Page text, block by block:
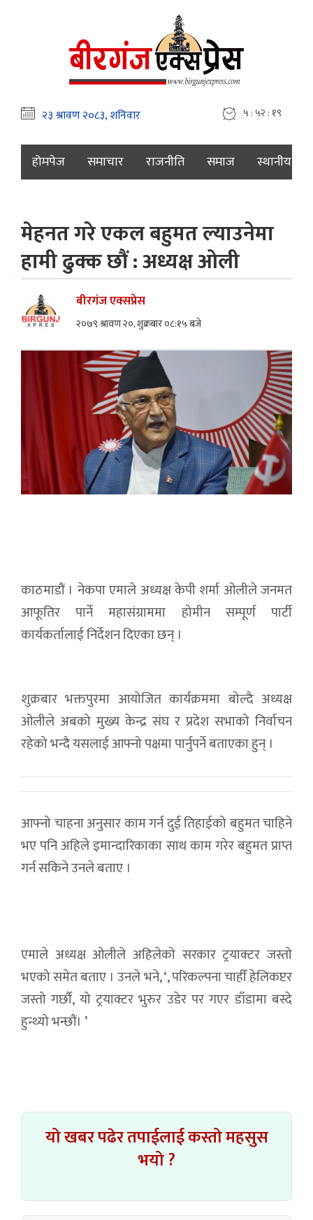
५ : ५२ : २०
होमपेज समाचार राजनीति समाज स्थानीय
मेहनत गरे एकल बहुमत ल्याउनेमा
हामी ढुक्क छौं : अध्यक्ष ओली
बीरगंज एक्सप्रेस
२०७९ श्रावण २०, शुक्रबार ०८:१५ बजे
काठमाडौं । नेकपा एमाले अध्यक्ष केपी शर्मा ओलीले जनमत
आफूतिर पार्ने महासंग्राममा होमीन सम्पूर्ण पार्टी
कार्यकर्तालाई निर्देशन दिएका छन् ।
शुक्रबार भक्तपुरमा आयोजित कार्यक्रममा बोल्दै अध्यक्ष
ओलीले अबको मुख्य केन्द्र संघ र प्रदेश सभाको निर्वाचन
रहेको भन्दै यसलाई आफ्नो पक्षमा पार्नुपर्ने बताएका हुन् ।
आफ्नो चाहना अनुसार काम गर्न दुई तिहाईको बहुमत चाहिने
भए पनि अहिले इमान्दारिकाका साथ काम गरेर बहुमत प्राप्त
गर्न सकिने उनले बताए ।
एमाले अध्यक्ष ओलीले अहिलेको सरकार ट्रयाक्टर जस्तो
भएको समेत बताए । उनले भने, ‘, परिकल्पना चाहीँ हेलिकप्टर
जस्तो गर्छौं, यो ट्रयाक्टर भुरुर उडेर पर गएर डाँडामा बस्दे
हुन्थ्यो भन्छौं। ’
यो खबर पढेर तपाईलाई कस्तो महसुस
भयो ?